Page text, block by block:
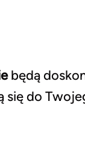
będą
się do